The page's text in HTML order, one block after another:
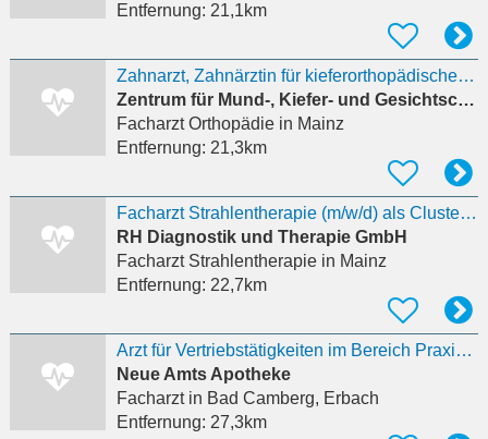
Entfernung: 21,1km
Zahnarzt, Zahnärztin für kieferorthopädische Praxis gesucht
Zentrum für Mund-, Kiefer- und Gesichtschirurgie und Kieferorthopädie GbR
Facharzt Orthopädiein Mainz
Entfernung: 21,3km
Facharzt Strahlentherapie (m/w/d) als Clusterleitung für unsere Region RheinMainNahe
RH Diagnostik und Therapie GmbH
Facharzt Strahlentherapiein Mainz
Entfernung: 22,7km
Arzt für Vertriebstätigkeiten im Bereich Praxisversorgung, Homecare und Ernährungstherapie
Neue Amts Apotheke
Facharztin Bad Camberg, Erbach
Entfernung: 27,3km